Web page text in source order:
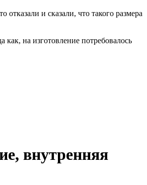
и сказали, что такого размера
на изготовление потребовалось
внутренняя